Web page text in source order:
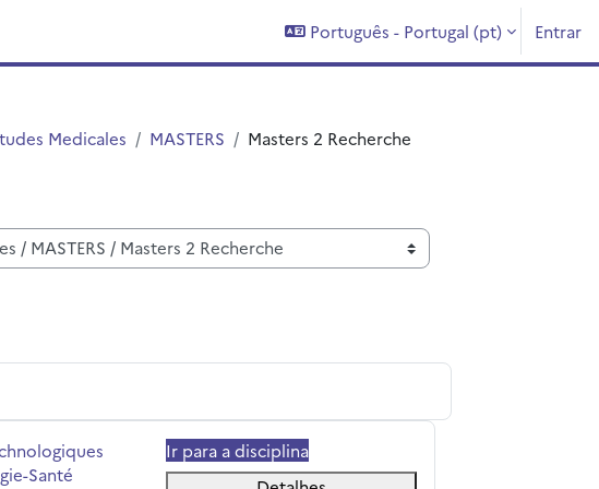
Português - Portugal ‎(pt)‎ Entrar
Medicales MASTERS Masters 2 Recherche
de recherche en Biologie-Santé
Santé
Ir para a disciplina